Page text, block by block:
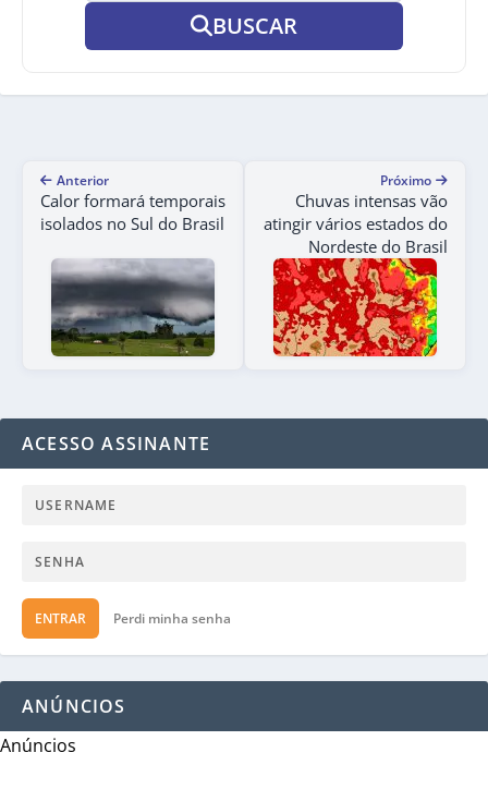
BUSCAR
Anterior
Calor formará temporais
isolados no Sul do Brasil
Próximo
Chuvas intensas vão
atingir vários estados do
Nordeste do Brasil
ACESSO ASSINANTE
ENTRAR Perdi minha senha
ANÚNCIOS
Anúncios